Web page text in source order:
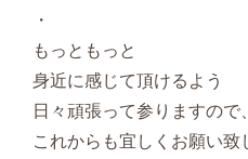
・
もっともっと
身近に感じて頂けるよう
日々頑張って参りますので、
これからも宜しくお願い致